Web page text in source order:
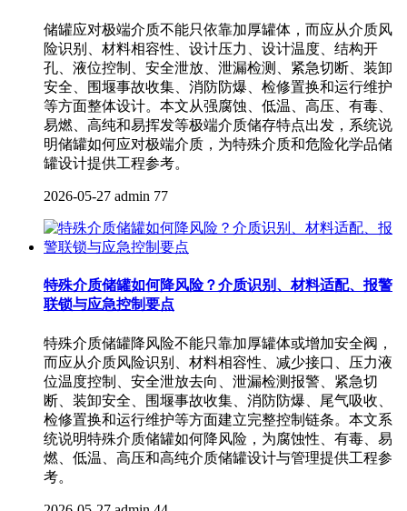
储罐应对极端介质不能只依靠加厚罐体，而应从介质风
险识别、材料相容性、设计压力、设计温度、结构开
孔、液位控制、安全泄放、泄漏检测、紧急切断、装卸
安全、围堰事故收集、消防防爆、检修置换和运行维护
等方面整体设计。本文从强腐蚀、低温、高压、有毒、
易燃、高纯和易挥发等极端介质储存特点出发，系统说
明储罐如何应对极端介质，为特殊介质和危险化学品储
罐设计提供工程参考。
2026-05-27 admin 77
特殊介质储罐如何降风险？介质识别、材料适配、报警
联锁与应急控制要点
特殊介质储罐降风险不能只靠加厚罐体或增加安全阀，
而应从介质风险识别、材料相容性、减少接口、压力液
位温度控制、安全泄放去向、泄漏检测报警、紧急切
断、装卸安全、围堰事故收集、消防防爆、尾气吸收、
检修置换和运行维护等方面建立完整控制链条。本文系
统说明特殊介质储罐如何降风险，为腐蚀性、有毒、易
燃、低温、高压和高纯介质储罐设计与管理提供工程参
考。